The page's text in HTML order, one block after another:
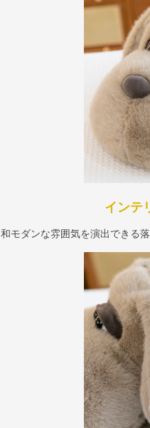
インテ
和モダンな雰囲気を演出できる